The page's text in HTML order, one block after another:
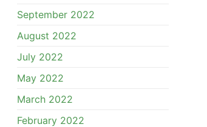
September 2022
August 2022
July 2022
May 2022
March 2022
February 2022